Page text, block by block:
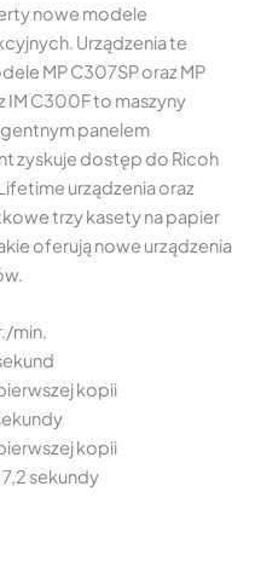
nowe modele
Urządzenia te
MP C307SP oraz MP
IM C300F to maszyny
panelem
zyskuje dostęp do Ricoh
urządzenia oraz
trzy kasety na papier
oferują nowe urządzenia
min.
kopii
kopii
sekundy